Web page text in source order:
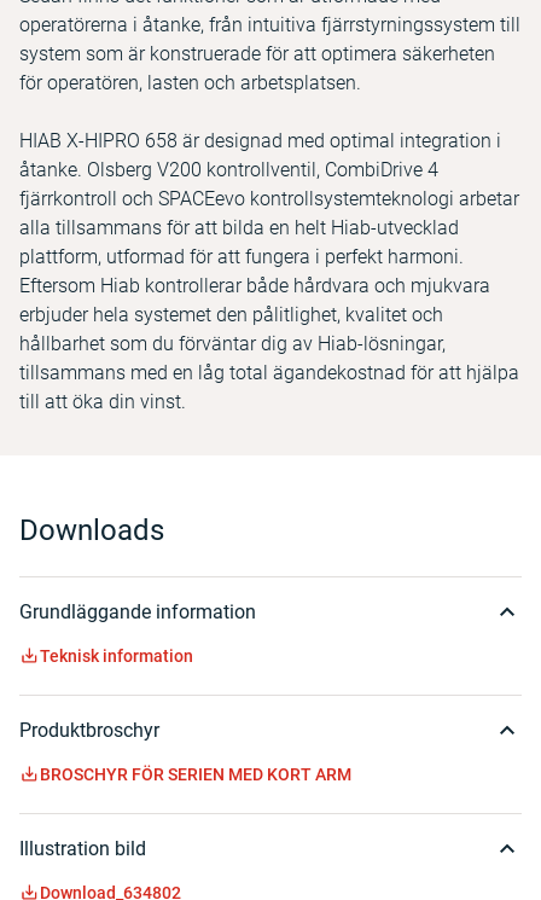
operatörerna i åtanke, från intuitiva fjärrstyrningssystem till
system som är konstruerade för att optimera säkerheten
för operatören, lasten och arbetsplatsen.
HIAB X-HIPRO 658 är designad med optimal integration i
åtanke. Olsberg V200 kontrollventil, CombiDrive 4
fjärrkontroll och SPACEevo kontrollsystemteknologi arbetar
alla tillsammans för att bilda en helt Hiab-utvecklad
plattform, utformad för att fungera i perfekt harmoni.
Eftersom Hiab kontrollerar både hårdvara och mjukvara
erbjuder hela systemet den pålitlighet, kvalitet och
hållbarhet som du förväntar dig av Hiab-lösningar,
tillsammans med en låg total ägandekostnad för att hjälpa
till att öka din vinst.
Downloads
Grundläggande information
Teknisk information
Produktbroschyr
BROSCHYR FÖR SERIEN MED KORT ARM
Illustration bild
Download_634802